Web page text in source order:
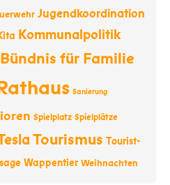
Jugendkoordination
Kommunalpolitik
für Familie
Sanierung
Spielplatz Spielplätze
Tourismus Tourist-
Wappentier Weihnachten